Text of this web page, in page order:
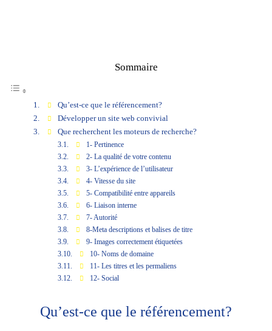
Sommaire
Qu’est-ce que le référencement?
Développer un site web convivial
Que recherchent les moteurs de recherche?
1- Pertinence
2- La qualité de votre contenu
3- L’expérience de l’utilisateur
4- Vitesse du site
5- Compatibilité entre appareils
6- Liaison interne
7- Autorité
8-Meta descriptions et balises de titre
9- Images correctement étiquetées
10- Noms de domaine
11- Les titres et les permaliens
12- Social
Qu’est-ce que le référencement?